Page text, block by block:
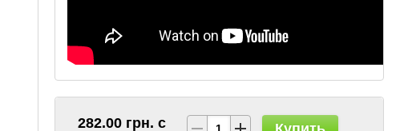
282.00 грн. с